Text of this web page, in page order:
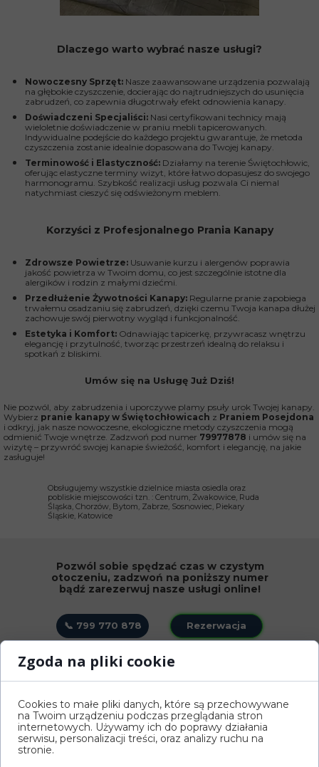
Umów się na Usługę Już Dziś!
Korzyści z Profesjonalnego Prania Kanapy
Zdrowsze Powietrze: Usuwanie kurzu i alergenów poprawia
jakość powietrza w Twoim domu, co jest szczególnie istotne dla
alergików i rodzin z małymi dziećmi.
Przedłużenie Żywotności Kanapy: Regularne pranie zapobiega
trwałemu osadzaniu się zabrudzeń, dzięki czemu Twoja kanapa dłużej
zachowuje swój pierwotny wygląd i funkcjonalność.
Estetyka i Komfort: Odnawiając tapicerkę, przywracasz wnętrzu
elegancję i przytulność, tworząc przestrzeń idealną do relaksu i
spotkań z bliskimi.
Dlaczego warto wybrać nasze usługi?
Nowoczesny Sprzęt: Nasze zaawansowane urządzenia pozwalają
na głębokie czyszczenie, docierając do najtrudniejszych do usunięcia
zabrudzeń, co zapewnia długotrwały efekt odnowienia kanapy.
Doświadczeni Specjaliści: Nasi certyfikowani technicy mają
wieloletnie doświadczenie w praniu mebli tapicerowanych.
Indywidualne podejście do każdego projektu gwarantuje, że metoda
czyszczenia zostanie idealnie dopasowana do Twojej kanapy.
Terminowość i Elastyczność: Działamy na terenie Świętochłowic,
oferując elastyczne terminy wizyt, które łatwo dopasujesz do swojego
harmonogramu. Szybkość realizacji usług pozwala Ci niemal
natychmiast cieszyć się odświeżonym meblem.
Nie pozwól, aby zabrudzenia i uporczywe plamy psuły urok Twojej kanapy.
Wybierz pranie kanapy w Świętochłowicach z Praniem Posejdona
i odkryj, jak nasze nowoczesne, ekologiczne metody czyszczenia mogą
odmienić Twoje wnętrze. Zadzwoń pod numer 79977878 i umów się na
wizytę – przywróć swojej kanapie świeżość, komfort i elegancję, na jakie
zasługuje!
Obsługujemy wszystkie dzielnice miasta osiedla oraz
pobliskie miejscowości tzn. : Centrum, Żwakowice, Ruda
Śląska, Chorzów, Bytom, Zabrze, Sosnowiec, Piekary
Śląskie, Katowice
📞 799 770 878 Rezerwacja
Pozwól sobie spędzać czas w czystym
otoczeniu, zadzwoń na poniższy numer
bądź zarezerwuj nasze usługi online!
Zgoda na pliki cookie
Cookies to małe pliki danych, które są przechowywane
na Twoim urządzeniu podczas przeglądania stron
internetowych. Używamy ich do poprawy działania
serwisu, personalizacji treści, oraz analizy ruchu na
stronie.